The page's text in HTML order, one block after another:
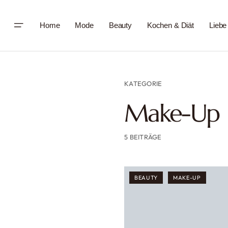
Home Mode Beauty Kochen & Diät Liebe
KATEGORIE
Make-Up
5 BEITRÄGE
BEAUTY MAKE-UP